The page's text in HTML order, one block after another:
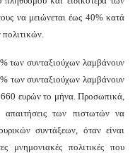
να μειώνεται έως 40% κατά
των συνταξιούχων λαμβάνουν
των συνταξιούχων λαμβάνουν
ευρών το μήνα. Προσωπικά,
των πιστωτών να
συντάξεων, όταν είναι
μνημονιακές πολιτικές που